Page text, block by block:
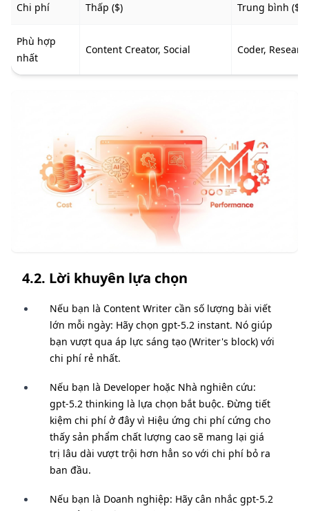
Chi phí Thấp ($) Trung bình ($$)
Phù hợp
nhất
Content Creator, Social Coder,
4.2. Lời khuyên lựa chọn
Nếu bạn là Content Writer cần số lượng bài viết
lớn mỗi ngày: Hãy chọn gpt-5.2 instant. Nó giúp
bạn vượt qua áp lực sáng tạo (Writer's block) với
chi phí rẻ nhất.
Nếu bạn là Developer hoặc Nhà nghiên cứu:
gpt-5.2 thinking là lựa chọn bắt buộc. Đừng tiết
kiệm chi phí ở đây vì Hiệu ứng chi phí cứng cho
thấy sản phẩm chất lượng cao sẽ mang lại giá
trị lâu dài vượt trội hơn hẳn so với chi phí bỏ ra
ban đầu.
Nếu bạn là Doanh nghiệp: Hãy cân nhắc gpt-5.2